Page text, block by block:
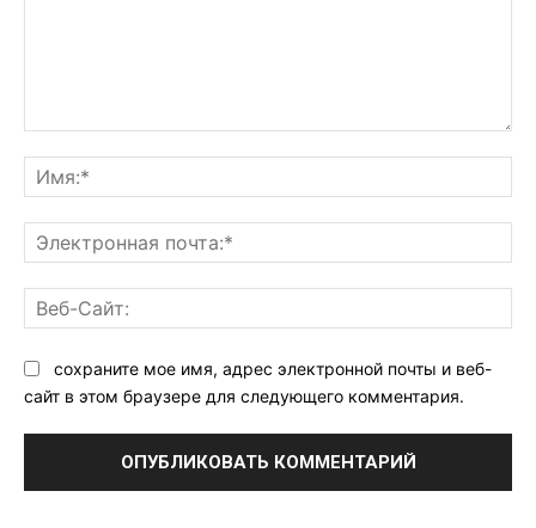
сохраните мое имя, адрес электронной почты и веб-
сайт в этом браузере для следующего комментария.